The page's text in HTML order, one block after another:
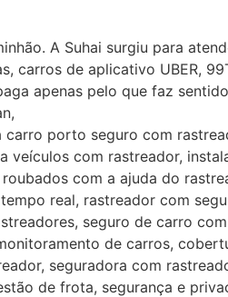
A Suhai surgiu para
carros de aplicativo UBER,
apenas pelo que faz
porto seguro com
com rastreador,
com a ajuda do
real, rastreador com
seguro de carro
de carros,
seguradora com
de frota, segurança e